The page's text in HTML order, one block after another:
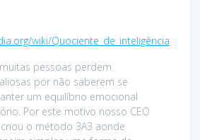
wiki/Quociente_de_inteligência
pessoas perdem
por não saberem se
um equilíbrio emocional
Por este motivo nosso CEO
o método 3A3 aonde